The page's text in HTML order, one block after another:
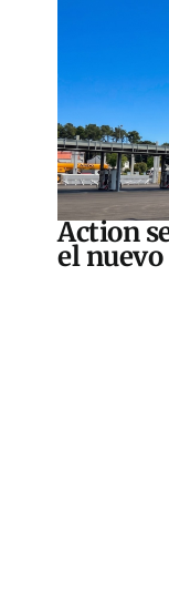
Action
el nuevo